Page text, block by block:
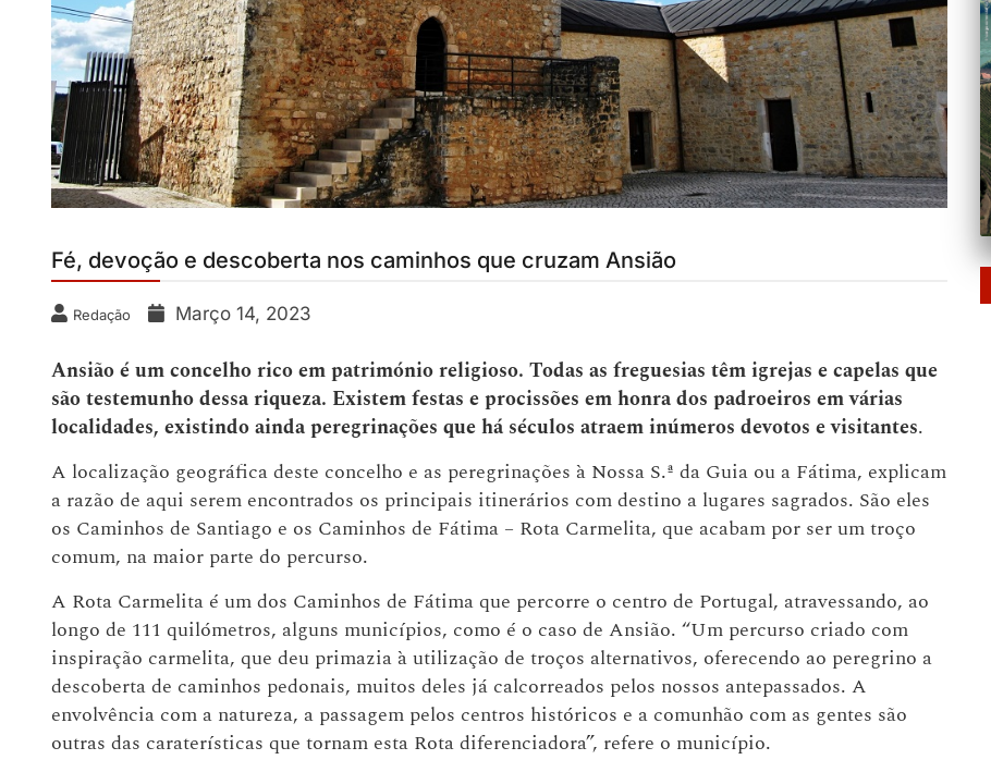
Fé, devoção e descoberta nos caminhos que cruzam Ansião
Redação Março 14, 2023
Ansião é um concelho rico em património religioso. Todas as freguesias têm igrejas e capelas que
são testemunho dessa riqueza. Existem festas e procissões em honra dos padroeiros em várias
localidades, existindo ainda peregrinações que há séculos atraem inúmeros devotos e visitantes.
A localização geográfica deste concelho e as peregrinações à Nossa S.ª da Guia ou a Fátima, explicam
a razão de aqui serem encontrados os principais itinerários com destino a lugares sagrados. São eles
os Caminhos de Santiago e os Caminhos de Fátima – Rota Carmelita, que acabam por ser um troço
comum, na maior parte do percurso.
A Rota Carmelita é um dos Caminhos de Fátima que percorre o centro de Portugal, atravessando, ao
longo de 111 quilómetros, alguns municípios, como é o caso de Ansião. “Um percurso criado com
inspiração carmelita, que deu primazia à utilização de troços alternativos, oferecendo ao peregrino a
descoberta de caminhos pedonais, muitos deles já calcorreados pelos nossos antepassados. A
envolvência com a natureza, a passagem pelos centros históricos e a comunhão com as gentes são
outras das caraterísticas que tornam esta Rota diferenciadora”, refere o município.